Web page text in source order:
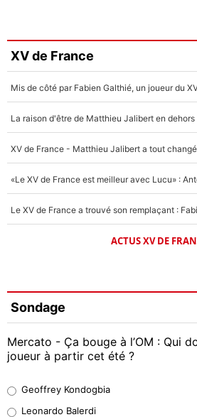
XV de France
ACTUS XV DE
Sondage
Mercato - Ça bouge à l’OM : Qui
joueur à partir cet été ?
38%
Geoffrey Kondogbia
Leonardo Balerdi